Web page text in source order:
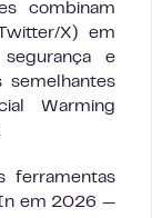
combinam
X) em
segurança e
semelhantes
Warming
ferramentas
em 2026 —